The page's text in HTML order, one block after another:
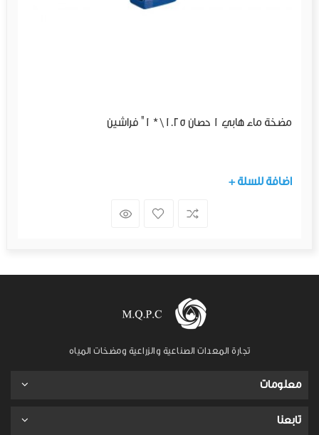
مضخة ماء هابي 1 حصان 1.25\ * 1" فراشين
+ اضافة للسلة
تجارة المعدات الصناعية والزراعية ومضخات المياه
معلومات
تابعنا